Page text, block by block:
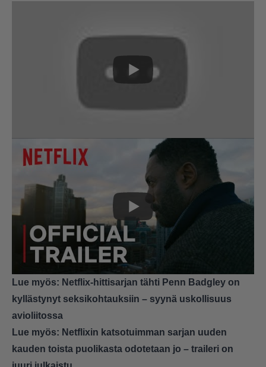
Lue myös: Netflix-hittisarjan tähti Penn Badgley on
kyllästynyt seksikohtauksiin – syynä uskollisuus
avioliitossa
Lue myös: Netflixin katsotuimman sarjan uuden
kauden toista puolikasta odotetaan jo – traileri on